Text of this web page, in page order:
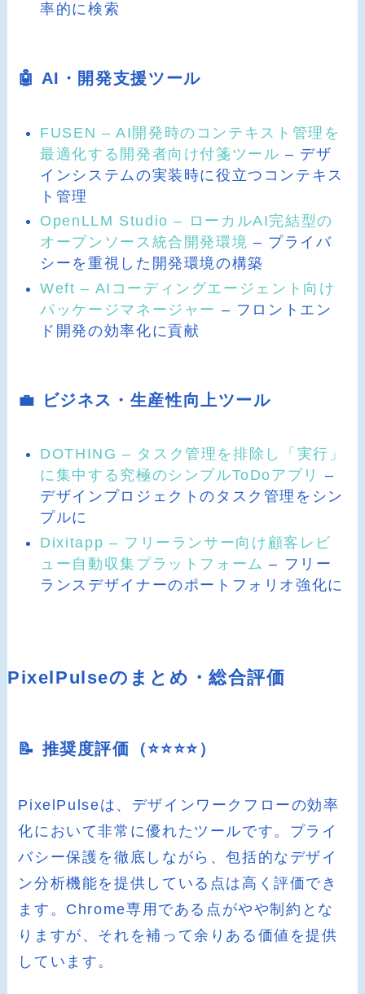
率的に検索
🤖 AI・開発支援ツール
FUSEN – AI開発時のコンテキスト管理を
最適化する開発者向け付箋ツール – デザ
インシステムの実装時に役立つコンテキス
ト管理
OpenLLM Studio – ローカルAI完結型の
オープンソース統合開発環境 – プライバ
シーを重視した開発環境の構築
Weft – AIコーディングエージェント向け
パッケージマネージャー – フロントエン
ド開発の効率化に貢献
💼 ビジネス・生産性向上ツール
DOTHING – タスク管理を排除し「実行」
に集中する究極のシンプルToDoアプリ
–
デザインプロジェクトのタスク管理をシン
プルに
Dixitapp – フリーランサー向け顧客レビ
ュー自動収集プラットフォーム – フリー
ランスデザイナーのポートフォリオ強化に
PixelPulseのまとめ・総合評価
📝 推奨度評価（⭐️⭐️⭐️⭐️）
PixelPulseは、デザインワークフローの効率
化において非常に優れたツールです。プライ
バシー保護を徹底しながら、包括的なデザイ
ン分析機能を提供している点は高く評価でき
ます。Chrome専用である点がやや制約とな
りますが、それを補って余りある価値を提供
しています。